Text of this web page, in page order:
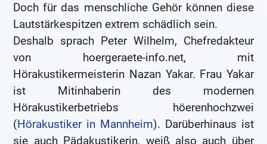
Doch für das menschliche Gehör können diese
Lautstärkespitzen extrem schädlich sein.
Deshalb sprach Peter Wilhelm, Chefredakteur
von hoergeraete-info.net, mit
Hörakustikermeisterin Nazan Yakar. Frau Yakar
ist Mitinhaberin des modernen
Hörakustikerbetriebs höerenhochzwei
(Hörakustiker in Mannheim). Darüberhinaus ist
sie auch Pädakustikerin, weiß also auch über